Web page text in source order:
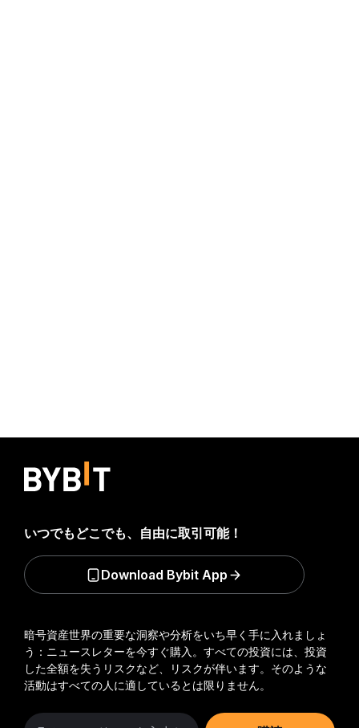
暗号資産世界の重要な洞察や分析をいち早く手に入れましょ
う：ニュースレターを今すぐ購入。 すべての投資には、投資
した全額を失うリスクなど、リスクが伴います。そのような
活動はすべての人に適しているとは限りません。
いつでもどこでも、自由に取引可能！
Download Bybit App